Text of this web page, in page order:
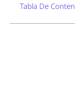
Tabla De